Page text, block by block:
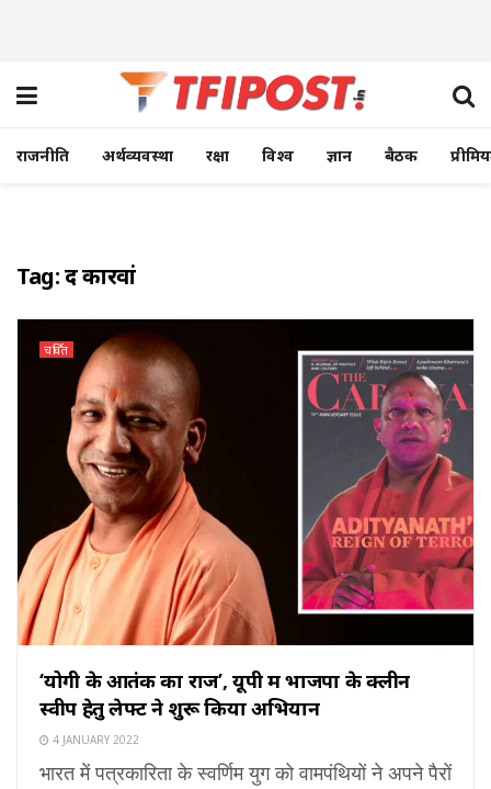
राजनीति अर्थव्यवस्था रक्षा विश्व ज्ञान बैठक
Tag:द कारवां
चर्चित
‘योगी के आतंक का राज’, यूपी में भाजपा के क्लीन
स्वीप हेतु लेफ्ट ने शुरू किया अभियान
4 JANUARY 2022
भारत में पत्रकारिता के स्वर्णिम युग को वामपंथियों ने अपने पैरों